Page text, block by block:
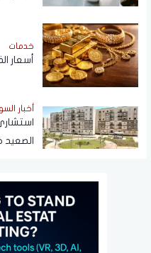
خدمات
أسعار
أخبار